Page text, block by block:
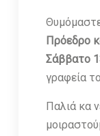
Πρόεδρο
Σάββατο
γραφεία
Παλιά κα